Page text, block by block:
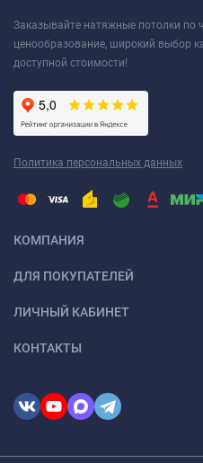
Заказывайте натяжные потолки по
ценообразование, широкий выбор
доступной стоимости!
Политика персональных данных
КОМПАНИЯ
ДЛЯ ПОКУПАТЕЛЕЙ
ЛИЧНЫЙ КАБИНЕТ
КОНТАКТЫ